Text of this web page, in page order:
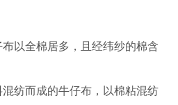
以全棉居多，且经纬纱的棉含
纺而成的牛仔布，以棉粘混纺